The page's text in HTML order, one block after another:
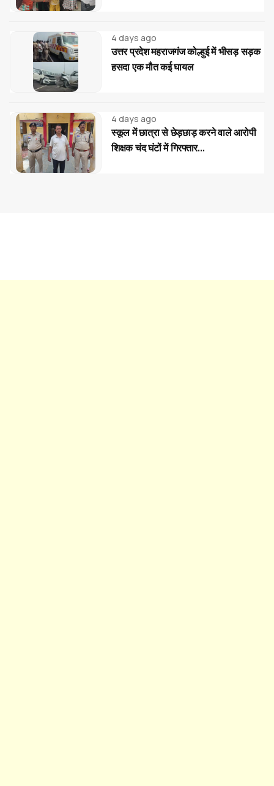
4 days ago
उत्तर प्रदेश महराजगंज कोल्हुई में भीसड़ सड़क
हसदा एक मौत कई घायल
4 days ago
स्कूल में छात्रा से छेड़छाड़ करने वाले आरोपी
शिक्षक चंद घंटों में गिरफ्तार...